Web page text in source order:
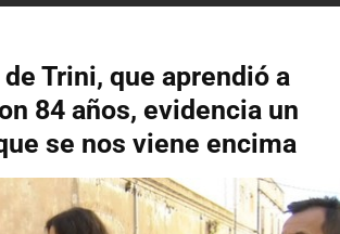
Trini, que aprendió a
84 años, evidencia un
se nos viene encima